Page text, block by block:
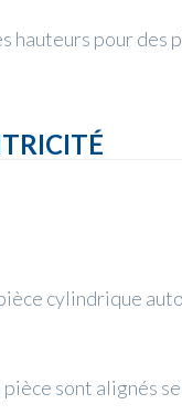
hauteurs pour des
cylindrique
sont alignés